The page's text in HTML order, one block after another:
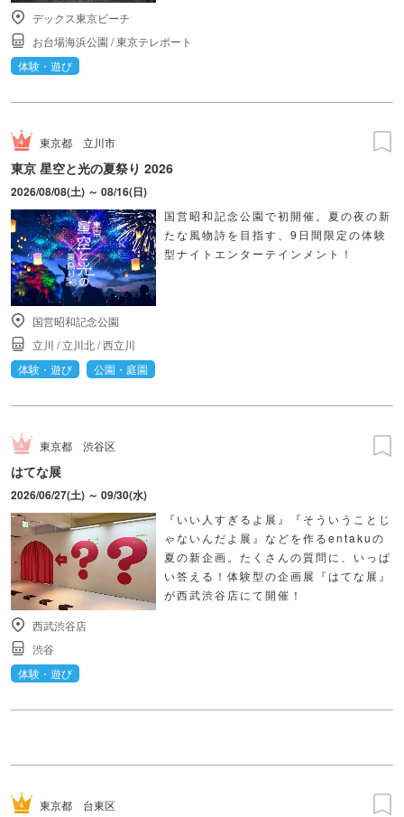
デックス東京ビーチ
お台場海浜公園 /東京テレポート
体験・遊び
東京都 立川市
東京 星空と光の夏祭り 2026
2026/08/08(土) ～ 08/16(日)
国営昭和記念公園で初開催。夏の夜の新
たな風物詩を目指す、9日間限定の体験
型ナイトエンターテインメント！
国営昭和記念公園
立川 /立川北/西立川
体験・遊び
公園・庭園
東京都 渋谷区
はてな展
2026/06/27(土) ～ 09/30(水)
『いい人すぎるよ展』『そういうことじ
ゃないんだよ展』などを作るentakuの
夏の新企画。たくさんの質問に、いっぱ
い答える！体験型の企画展『はてな展』
が西武渋谷店にて開催！
西武渋谷店
渋谷
体験・遊び
東京都 台東区